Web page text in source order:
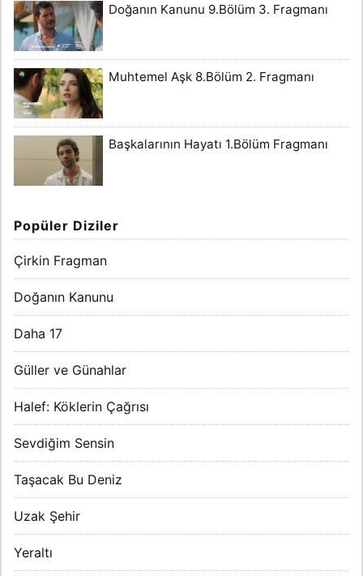
Doğanın Kanunu 9.Bölüm 3. Fragmanı
Muhtemel Aşk 8.Bölüm 2. Fragmanı
Başkalarının Hayatı 1.Bölüm Fragmanı
Popüler Diziler
Çirkin Fragman
Doğanın Kanunu
Daha 17
Güller ve Günahlar
Halef: Köklerin Çağrısı
Sevdiğim Sensin
Taşacak Bu Deniz
Uzak Şehir
Yeraltı